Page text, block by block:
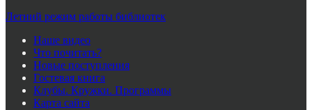
Летний режим работы библиотек
Наше видео
Что почитать?
Новые поступления
Гостевая книга
Клубы. Кружки. Программы
Карта сайта